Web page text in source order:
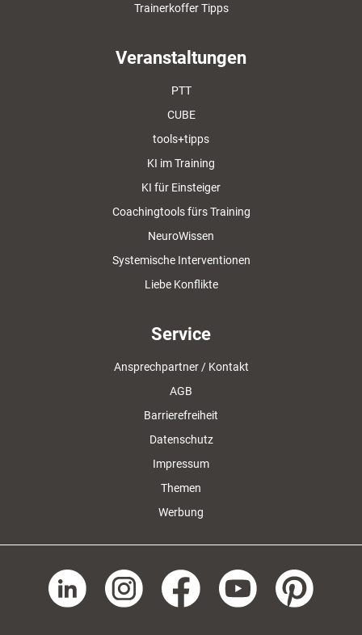
Trainerkoffer Tipps
Veranstaltungen
PTT
CUBE
tools+tipps
KI im Training
KI für Einsteiger
Coachingtools fürs Training
NeuroWissen
Systemische Interventionen
Liebe Konflikte
Service
Ansprechpartner / Kontakt
AGB
Barrierefreiheit
Datenschutz
Impressum
Themen
Werbung